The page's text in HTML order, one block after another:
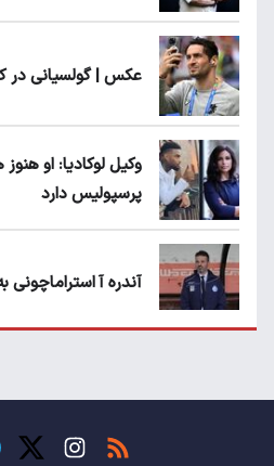
عکس | گولسیانی در
وکیل لوکادیا: او
پرسپولیس دارد
آندره آ
حسن روی هوا!